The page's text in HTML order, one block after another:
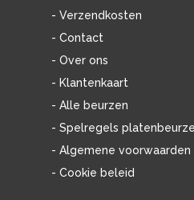
- Verzendkosten
- Contact
- Over ons
- Klantenkaart
- Alle beurzen
- Spelregels
- Algemene voorwaarden
- Cookie beleid